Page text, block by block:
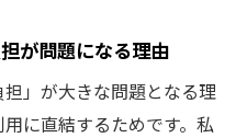
が問題になる理由
」が大きな問題となる理
に直結するためです。私